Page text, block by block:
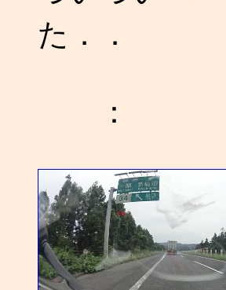
た．．
：